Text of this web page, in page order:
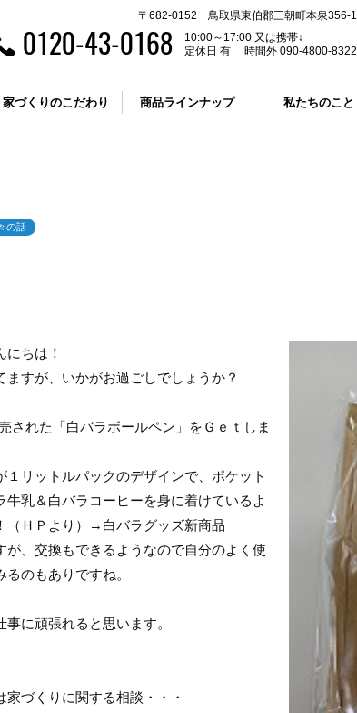
〒682-0152 鳥取県東伯郡三朝町本泉356-1
0120-43-0168
10:00～17:00 又は携帯↓
定休日 有 時間外 090-4800-8322
家づくりのこだわり 商品ラインナップ 私たちのこと
の話
にちは！
ますが、いかがお過ごしでしょうか？
された「白バラボールペン」をＧｅｔしま
リットルパックのデザインで、ポケット
牛乳＆白バラコーヒーを身に着けているよ
ＨＰより）
→ 白バラグッズ新商品
が、交換もできるようなので自分のよく使
るのもありですね。
事に頑張れると思います。
家づくりに関する相談・・・